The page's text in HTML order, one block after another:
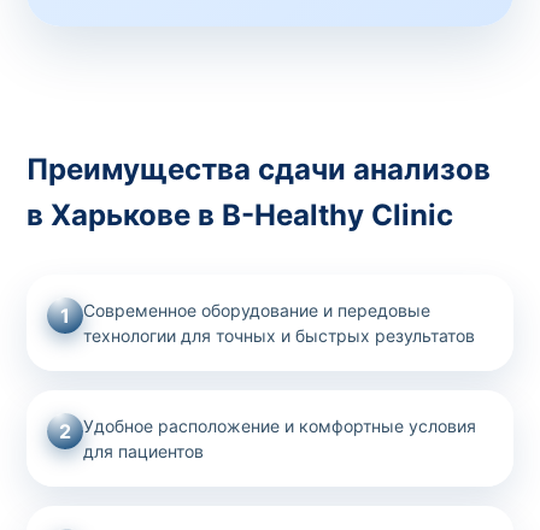
Преимущества сдачи анализов
в Харькове в B-Healthy Clinic
1
Современное оборудование и передовые
технологии для точных и быстрых результатов
2 Удобное расположение и комфортные условия
для пациентов